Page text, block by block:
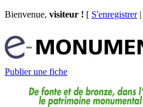
Bienvenue, visiteur ! [ S'enregistrer|
Publier une fiche